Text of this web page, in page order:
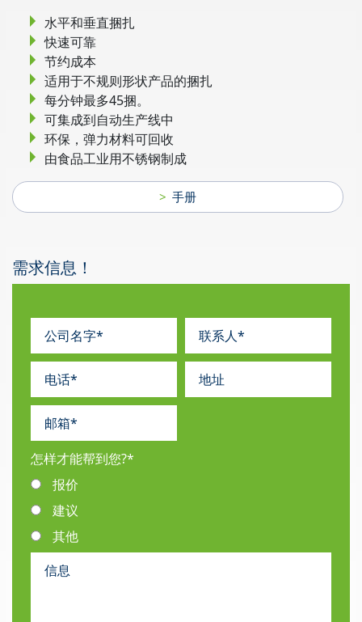
水平和垂直捆扎
快速可靠
节约成本
适用于不规则形状产品的捆扎
每分钟最多45捆。
可集成到自动生产线中
环保，弹力材料可回收
由食品工业用不锈钢制成
手册
需求信息！
怎样才能帮到您?*
报价
建议
其他